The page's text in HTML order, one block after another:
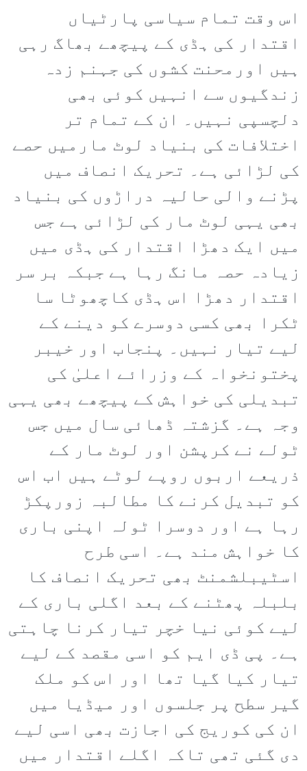
اس وقت تمام سیاسی پارٹیاں
اقتدار کی ہڈی کے پیچھے بھاگ رہی
ہیں اورمحنت کشوں کی جہنم زدہ
زندگیوں سے انہیں کوئی بھی
دلچسپی نہیں۔ ان کے تمام تر
اختلافات کی بنیاد لوٹ مارمیں حصے
کی لڑائی ہے۔ تحریک انصاف میں
پڑنے والی حالیہ دراڑوں کی بنیاد
بھی یہی لوٹ مار کی لڑائی ہے جس
میں ایک دھڑا اقتدار کی ہڈی میں
زیادہ حصہ مانگ رہا ہے جبکہ بر سر
اقتدار دھڑا اس ہڈی کاچھوٹا سا
ٹکرا بھی کسی دوسرے کو دینے کے
لیے تیار نہیں۔ پنجاب اور خیبر
پختونخواہ کے وزرائے اعلیٰ کی
تبدیلی کی خواہش کے پیچھے بھی یہی
وجہ ہے۔ گزشتہ ڈھائی سال میں جس
ٹولے نے کرپشن اور لوٹ مار کے
ذریعے اربوں روپے لوٹے ہیں اب اس
کو تبدیل کرنے کا مطالبہ زورپکڑ
رہا ہے اور دوسرا ٹولہ اپنی باری
کا خواہش مند ہے۔ اسی طرح
اسٹیبلشمنٹ بھی تحریک انصاف کا
بلبلہ پھٹنے کے بعد اگلی باری کے
لیے کوئی نیا خچر تیار کرنا چاہتی
ہے۔ پی ڈی ایم کو اسی مقصد کے لیے
تیار کیا گیا تھا اور اس کو ملک
گیر سطح پر جلسوں اور میڈیا میں
ان کی کوریج کی اجازت بھی اسی لیے
دی گئی تھی تاکہ اگلے اقتدار میں